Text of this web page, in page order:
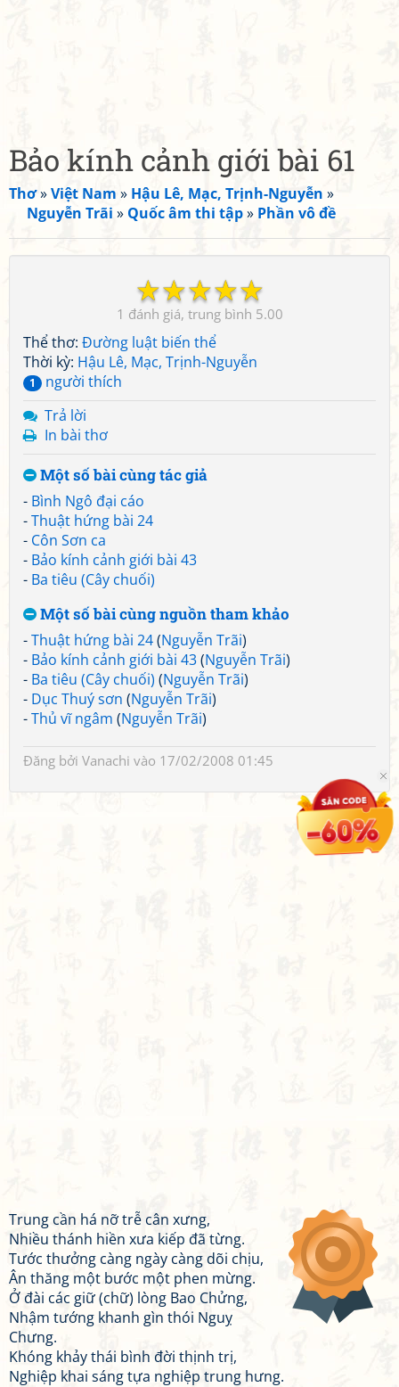
Bảo kính cảnh giới bài 61
Thơ»Việt Nam » Hậu Lê, Mạc, Trịnh-Nguyễn »
Nguyễn Trãi » Quốc âm thi tập» Phần vô đề
☆
☆
☆
☆
☆
1 5.00
Thể thơ: Đường luật biến thể
Thời kỳ: Hậu Lê, Mạc, Trịnh-Nguyễn
1
người thích
Trả lời
In bài thơ
Một số bài cùng tác giả
- Bình Ngô đại cáo
-Thuật hứng bài 24
- Côn Sơn ca
- Bảo kính cảnh giới bài 43
- Ba tiêu (Cây chuối)
Một số bài cùng nguồn tham khảo
-Thuật hứng bài 24(Nguyễn Trãi)
- Bảo kính cảnh giới bài 43(Nguyễn Trãi)
- Ba tiêu (Cây chuối) (Nguyễn Trãi)
- Dục Thuý sơn (Nguyễn Trãi)
-Thủ vĩ ngâm (Nguyễn Trãi)
Đăng bởi Vanachi vào 17/02/2008 01:45
Trung cần há nỡ trễ cân xưng,
Nhiều thánh hiền xưa kiếp đã từng.
Tước thưởng càng ngày càng dõi chịu,
Ân thăng một bước một phen mừng.
Ở đài các giữ (chữ) lòng Bao Chửng,
Nhậm tướng khanh gìn thói Nguỵ
Chưng.
Khóng khảy thái bình đời thịnh trị,
Nghiệp khai sáng tựa nghiệp trung hưng.